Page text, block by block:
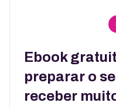
Ebook
preparar o
receber